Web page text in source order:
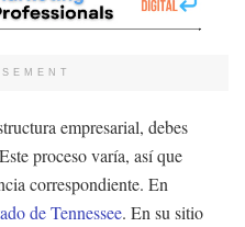
empresarial, debes
proceso varía, así que
correspondiente. En
de Tennessee. En su sitio